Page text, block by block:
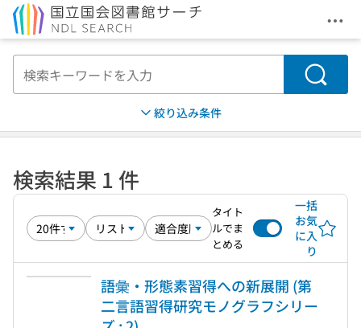
メ
検索
絞り込み条件
検索結果 1 件
タイト
ルでま
とめる
一括
お気
に入
り
語彙・形態素習得への新展開 (第
二言語習得研究モノグラフシリー